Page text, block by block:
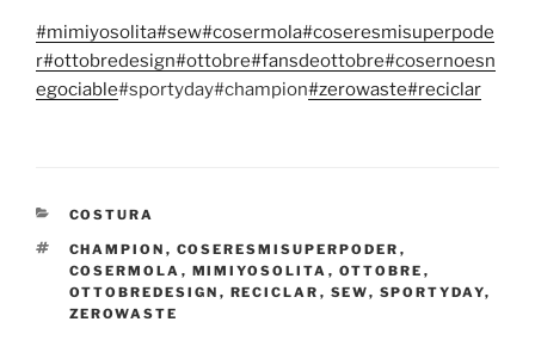
#mimiyosolita#sew#cosermola#coseresmisuperpode
r#ottobredesign#ottobre#fansdeottobre#cosernoesn
egociable#sportyday#champion#zerowaste#reciclar
CATEGORÍAS
COSTURA
ETIQUETAS
CHAMPION , COSERESMISUPERPODER ,
COSERMOLA , MIMIYOSOLITA , OTTOBRE ,
OTTOBREDESIGN , RECICLAR , SEW, SPORTYDAY,
ZEROWASTE